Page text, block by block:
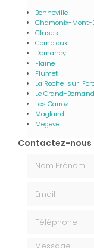
Bonneville
Chamonix-Mont-
Cluses
Combloux
Domancy
Flaine
Flumet
La Roche-sur-
Le Grand-Bornand
Les Carroz
Magland
Megève
Contactez-nous
Message